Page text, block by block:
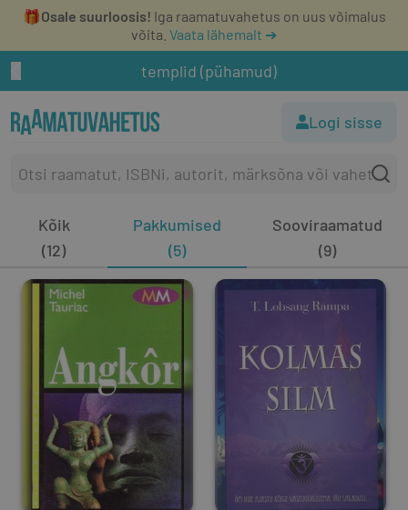
🎁Osale suurloosis! Iga raamatuvahetus on uus võimalus
võita. Vaata lähemalt ➔
templid (pühamud)
Logi sisse
Kõik
(12)
Pakkumised
(5)
Sooviraamatud
(9)